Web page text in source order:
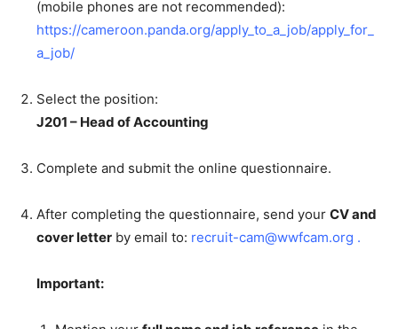
(mobile phones are not recommended):
https://cameroon.panda.org/apply_to_a_job/apply_for_
a_job/
Select the position:
J201 – Head of Accounting
Complete and submit the online questionnaire.
After completing the questionnaire, send your CV and
cover letter by email to: recruit-cam@wwfcam.org .
Important: